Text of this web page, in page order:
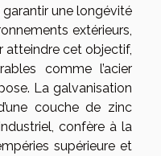
garantir une longévité
extérieurs,
atteindre cet objectif,
comme l’acier
La galvanisation
couche de zinc
confère à la
supérieure et